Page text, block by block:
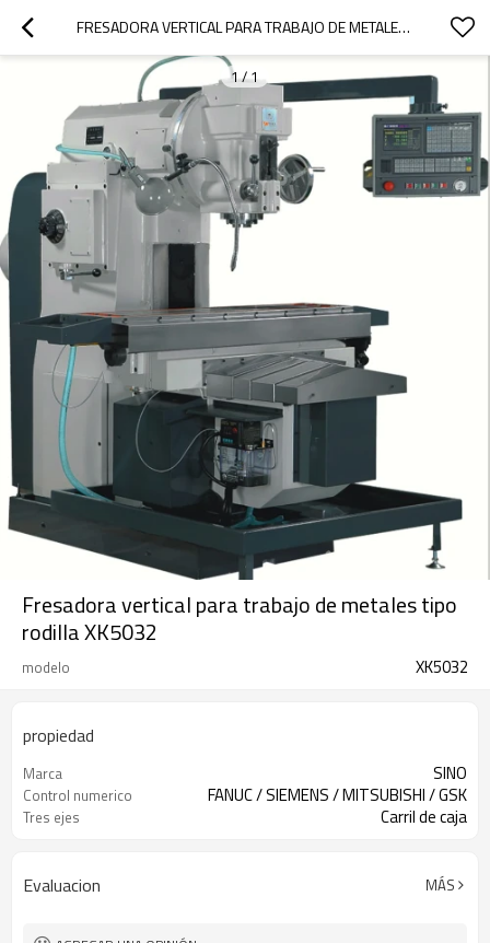
FRESADORA VERTICAL PARA TRABAJO DE METALES TIPO RODILLA XK5032
1/1
Fresadora vertical para trabajo de metales tipo
rodilla XK5032
modelo XK5032
propiedad
Marca SINO
Control numerico FANUC / SIEMENS / MITSUBISHI / GSK
Tres ejes Carril de caja
Evaluacion MÁS